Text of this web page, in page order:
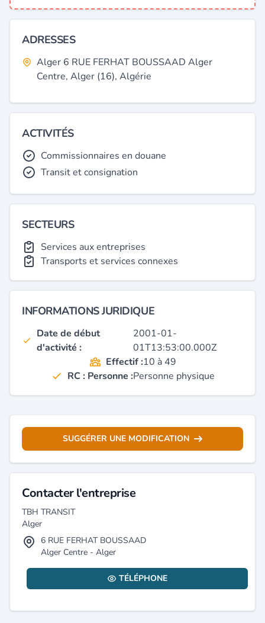
ADRESSES
Alger 6 RUE FERHAT BOUSSAAD Alger
Centre, Alger (16), Algérie
ACTIVITÉS
Commissionnaires en douane
Transit et consignation
SECTEURS
Services aux entreprises
Transports et services connexes
INFORMATIONS JURIDIQUE
Date de début
d'activité :
2001-01-
01T13:53:00.000Z
Effectif :10 à 49
RC : Personne :Personne physique
SUGGÉRER UNE MODIFICATION
Contacter l'entreprise
TBH TRANSIT
Alger
6 RUE FERHAT BOUSSAAD
Alger Centre - Alger
TÉLÉPHONE